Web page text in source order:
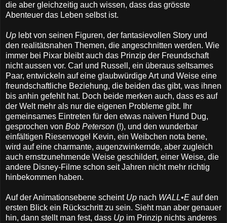
die aber gleichzeitig auch wissen, dass das grösste
Abenteuer das Leben selbst ist.
Up lebt von seinen Figuren, der fantasievollen Story und
den realitätsnahen Themen, die angeschnitten werden. Wie
immer bei Pixar bleibt auch das Prinzip der Freundschaft
nicht aussen vor. Carl und Russell, ein überaus seltsames
Paar, entwickeln auf eine glaubwürdige Art und Weise eine
freundschaftliche Beziehung, die beiden das gibt, was ihnen
bis anhin gefehlt hat. Doch beide merken auch, dass es auf
der Welt mehr als nur die eigenen Probleme gibt. Ihr
gemeinsames Eintreten für den etwas naiven Hund Dug,
gesprochen von Bob Peterson (!), und den wunderbar
einfältigen Riesenvogel Kevin, ein Weibchen nota bene,
wird auf eine charmante, augenzwinkernde, aber zugleich
auch ernstzunehmende Weise geschildert, einer Weise, die
andere Disney-Filme schon seit Jahren nicht mehr richtig
hinbekommen haben.
Auf der Animationsebene scheint Up nach WALL•E auf den
ersten Blick ein Rückschritt zu sein. Sieht man aber genauer
hin, dann stellt man fest, dass Up im Prinzip nichts anderes